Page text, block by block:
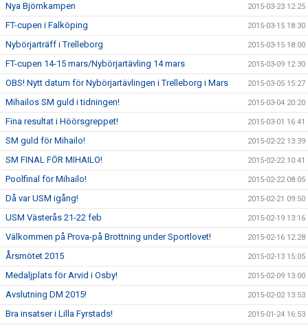
Nya Björnkampen 2015-03-23 12:25
FT-cupen i Falköping 2015-03-15 18:30
Nybörjarträff i Trelleborg 2015-03-15 18:00
FT-cupen 14-15 mars/Nybörjartävling 14 mars 2015-03-09 12:30
OBS! Nytt datum för Nybörjartävlingen i Trelleborg i Mars 2015-03-05 15:27
Mihailos SM guld i tidningen! 2015-03-04 20:20
Fina resultat i Höörsgreppet! 2015-03-01 16:41
SM guld för Mihailo! 2015-02-22 13:39
SM FINAL FÖR MIHAILO! 2015-02-22 10:41
Poolfinal för Mihailo! 2015-02-22 08:05
Då var USM igång! 2015-02-21 09:50
USM Västerås 21-22 feb 2015-02-19 13:16
Välkommen på Prova-på Brottning under Sportlovet! 2015-02-16 12:28
Årsmötet 2015 2015-02-13 15:05
Medaljplats för Arvid i Osby! 2015-02-09 13:00
Avslutning DM 2015! 2015-02-02 13:53
Bra insatser i Lilla Fyrstads! 2015-01-24 16:53